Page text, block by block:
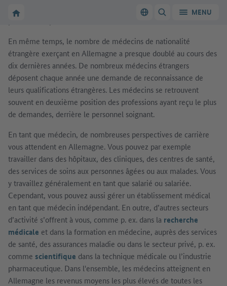
Vers la page d'accueil de Make it in GermanyChanger de langue
AFFICHER/MENU
pour la main-d’œuvre qualifiée
campagnes, de nombreux médecins ne trouvent plus personne
pour les remplacer dans leur cabinet.
En même temps, le nombre de médecins de nationalité
étrangère exerçant en Allemagne a presque doublé au cours des
dix dernières années. De nombreux médecins étrangers
déposent chaque année une demande de reconnaissance de
leurs qualifications étrangères. Les médecins se retrouvent
souvent en deuxième position des professions ayant reçu le plus
de demandes, derrière le personnel soignant.
En tant que médecin, de nombreuses perspectives de carrière
vous attendent en Allemagne. Vous pouvez par exemple
travailler dans des hôpitaux, des cliniques, des centres de santé,
des services de soins aux personnes âgées ou aux malades. Vous
y travaillez généralement en tant que salarié ou salariée.
Cependant, vous pouvez aussi gérer un établissement médical
en tant que médecin indépendant. En outre, d’autres secteurs
d’activité s’offrent à vous, comme p. ex. dans la recherche
médicale et dans la formation en médecine, auprès des services
de santé, des assurances maladie ou dans le secteur privé, p. ex.
comme scientifique dans la technique médicale ou l’industrie
pharmaceutique. Dans l'ensemble, les médecins atteignent en
Allemagne les revenus moyens les plus élevés de toutes les